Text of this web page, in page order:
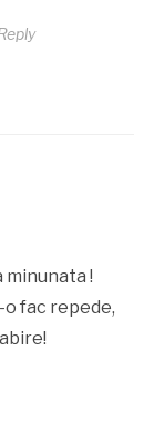
minunata !
o fac repede,